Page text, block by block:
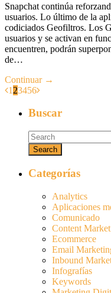
Snapchat continúa
usuarios. Lo último de la
codiciados Geofiltros. Los
usuarios y se activan en
encuentren, podrán
de…
Continuar →
1 23456
Buscar
Categorías
Analytics
Aplicaciones
Comunicado
Content
Ecommerce
Email
Inbound
Infografías
Keywords